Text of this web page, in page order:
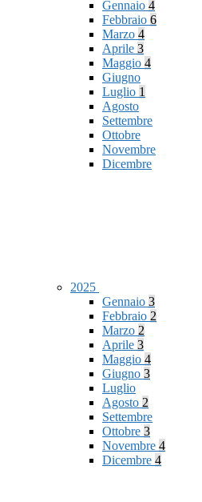
Gennaio 4
Febbraio 6
Marzo 4
Aprile 3
Maggio 4
Giugno
Luglio 1
Agosto
Settembre
Ottobre
Novembre
Dicembre
2025
Gennaio 3
Febbraio 2
Marzo 2
Aprile 3
Maggio 4
Giugno 3
Luglio
Agosto 2
Settembre
Ottobre 3
Novembre 4
Dicembre 4